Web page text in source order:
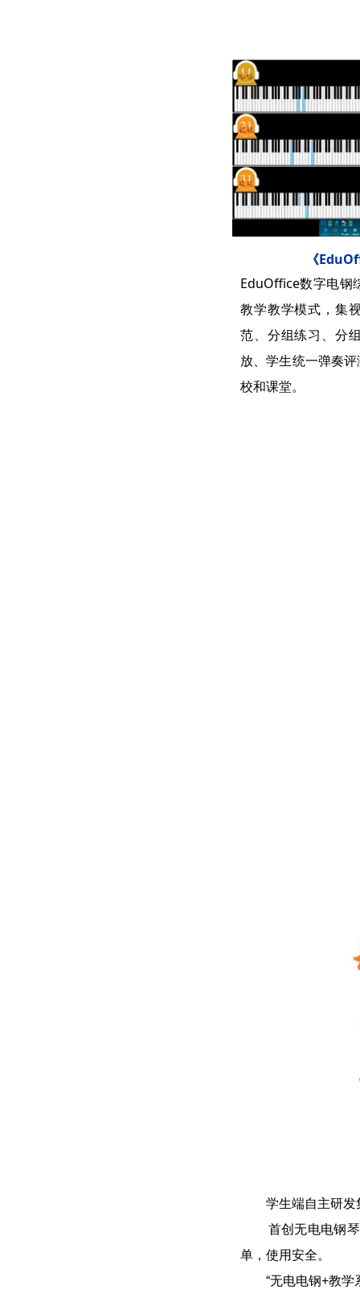
EduOffice数字电钢
教学教学模式，集
范、分组练习、分
放、学生统一弹奏
校和课堂。
《
学生端自主研发
首创无电电钢琴
单，使用安全。
“无电电钢+教学系